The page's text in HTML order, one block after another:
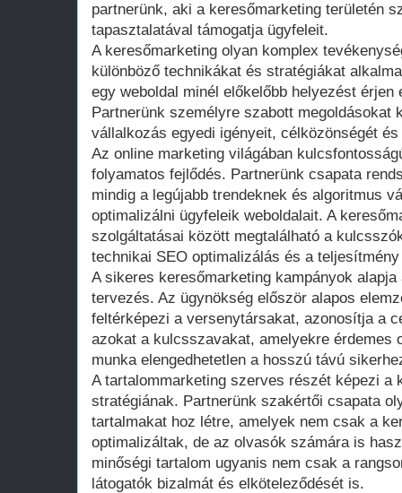
partnerünk, aki a keresőmarketing területén
tapasztalatával támogatja ügyfeleit.
A keresőmarketing olyan komplex
különböző technikákat és stratégiákat
egy weboldal minél előkelőbb helyezést
Partnerünk személyre szabott megoldásokat
vállalkozás egyedi igényeit, célközönségét
Az online marketing világában
folyamatos fejlődés. Partnerünk csapata
mindig a legújabb trendeknek és algoritmus
optimalizálni ügyfeleik weboldalait. A
szolgáltatásai között megtalálható a
technikai SEO optimalizálás és a
A sikeres keresőmarketing kampányok
tervezés. Az ügynökség először alapos
feltérképezi a versenytársakat, azonosítja a
azokat a kulcsszavakat, amelyekre érdemes
munka elengedhetetlen a hosszú távú
A tartalommarketing szerves részét képezi a
stratégiának. Partnerünk szakértői csapata
tartalmakat hoz létre, amelyek nem csak a
optimalizáltak, de az olvasók számára is
minőségi tartalom ugyanis nem csak a
látogatók bizalmát és elköteleződését is.